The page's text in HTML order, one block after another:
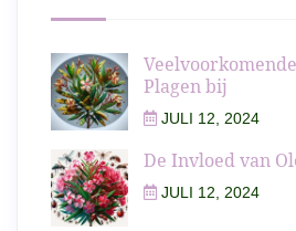
Plagen bij
JULI 12, 2024
De Invloed van
JULI 12, 2024